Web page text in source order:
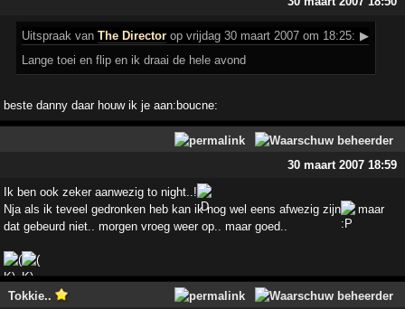
Uitspraak vanThe Director op vrijdag 30 maart 2007 om 18:25: ▶
Lange toei en flip en ik draai de hele avond
beste danny daar houw ik je aan:boucne:
30 maart 2007 18:59
Ik ben ook zeker aanwezig to night..!
Nja als ik teveel gedronken heb kan ik nog wel eens afwezig zijn
maar
dat gebeurd niet.. morgen vroeg weer op.. maar goed..
Tokkie..